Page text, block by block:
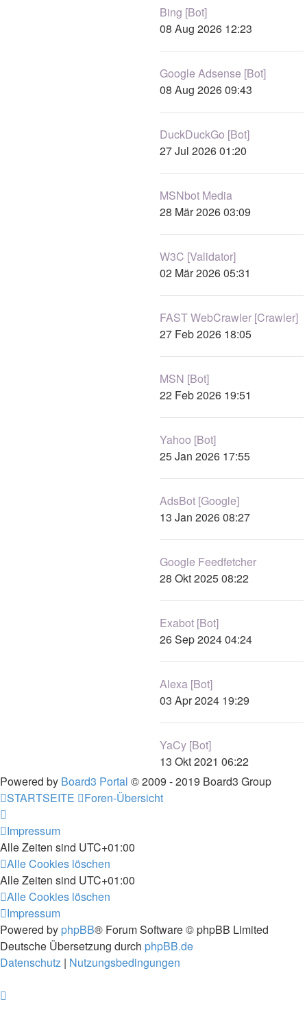
Bing [Bot]
08 Aug 2026 12:23
Google Adsense [Bot]
08 Aug 2026 09:43
DuckDuckGo [Bot]
27 Jul 2026 01:20
MSNbot Media
28 Mär 2026 03:09
W3C [Validator]
02 Mär 2026 05:31
FAST WebCrawler [Crawler]
27 Feb 2026 18:05
MSN [Bot]
22 Feb 2026 19:51
Yahoo [Bot]
25 Jan 2026 17:55
AdsBot [Google]
13 Jan 2026 08:27
Google Feedfetcher
28 Okt 2025 08:22
Exabot [Bot]
26 Sep 2024 04:24
Alexa [Bot]
03 Apr 2024 19:29
YaCy [Bot]
13 Okt 2021 06:22
Powered by Board3 Portal © 2009 - 2019 Board3 Group
STARTSEITE
Foren-Übersicht
Impressum
Alle Zeiten sind UTC+01:00
Alle Cookies löschen
Alle Zeiten sind UTC+01:00
Alle Cookies löschen
Impressum
Powered by phpBB® Forum Software © phpBB Limited
Deutsche Übersetzung durch phpBB.de
Datenschutz | Nutzungsbedingungen